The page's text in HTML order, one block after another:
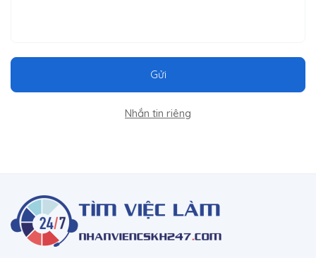
Gửi
Nhắn tin riêng